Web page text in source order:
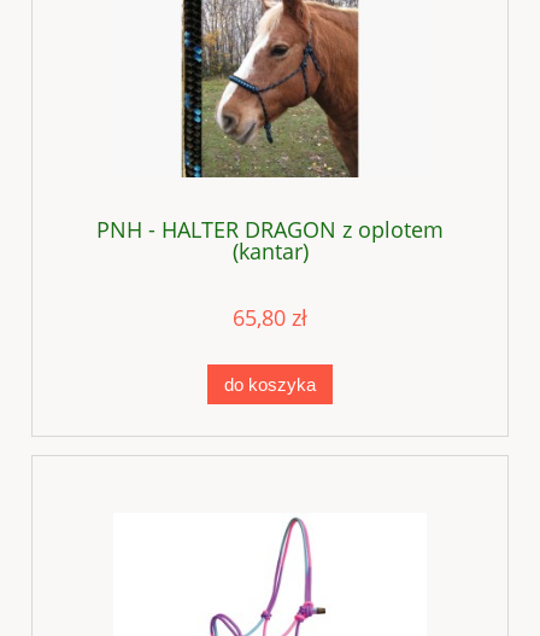
PNH - HALTER DRAGON z oplotem
(kantar)
65,80 zł
do koszyka